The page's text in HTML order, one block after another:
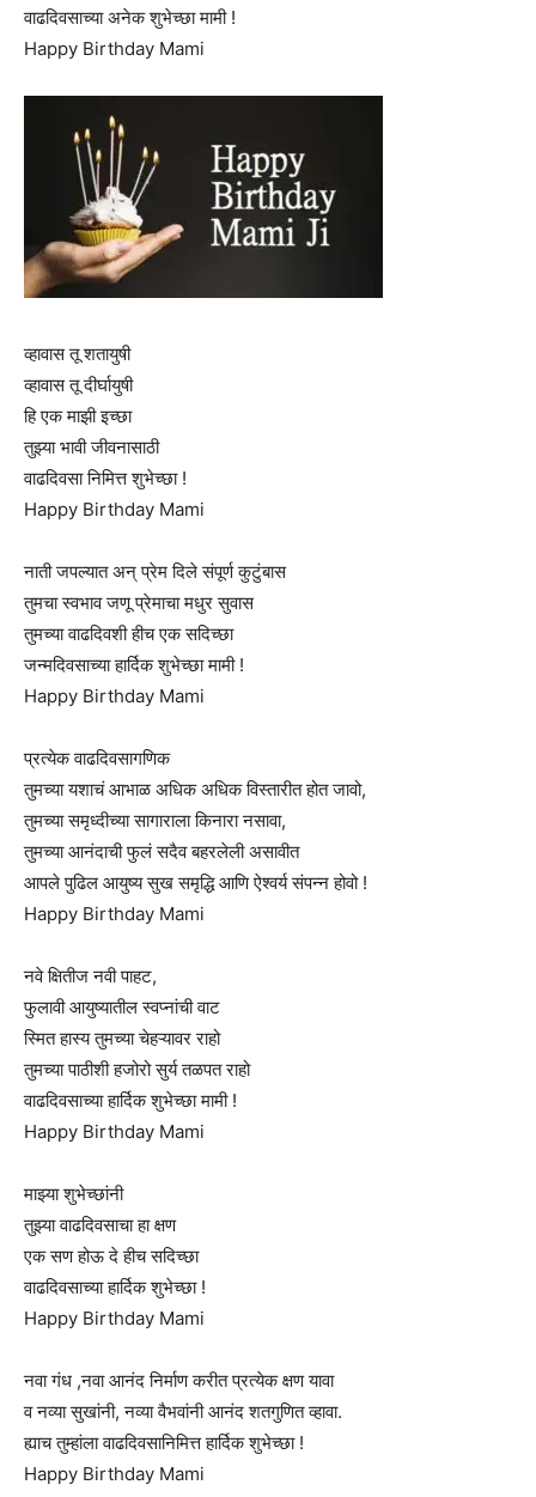
वाढदिवसाच्या अनेक शुभेच्छा मामी !
Happy Birthday Mami
व्हावास तू शतायुषी
व्हावास तू दीर्घायुषी
हि एक माझी इच्छा
तुझ्या भावी जीवनासाठी
वाढदिवसा निमित्त शुभेच्छा !
Happy Birthday Mami
नाती जपल्यात अन् प्रेम दिले संपूर्ण कुटुंबास
तुमचा स्वभाव जणू प्रेमाचा मधुर सुवास
तुमच्या वाढदिवशी हीच एक सदिच्छा
जन्मदिवसाच्या हार्दिक शुभेच्छा मामी !
Happy Birthday Mami
प्रत्येक वाढदिवसागणिक
तुमच्या यशाचं आभाळ अधिक अधिक विस्तारीत होत जावो,
तुमच्या समृध्दीच्या सागाराला किनारा नसावा,
तुमच्या आनंदाची फुलं सदैव बहरलेली असावीत
आपले पुढिल आयुष्य सुख समृद्धि आणि ऐश्वर्य संपन्न होवो !
Happy Birthday Mami
नवे क्षितीज नवी पाहट,
फुलावी आयुष्यातील स्वप्नांची वाट
स्मित हास्य तुमच्या चेहऱ्यावर राहो
तुमच्या पाठीशी हजोरो सुर्य तळपत राहो
वाढदिवसाच्या हार्दिक शुभेच्छा मामी !
Happy Birthday Mami
माझ्या शुभेच्छांनी
तुझ्या वाढदिवसाचा हा क्षण
एक सण होऊ दे हीच सदिच्छा
वाढदिवसाच्या हार्दिक शुभेच्छा !
Happy Birthday Mami
नवा गंध ,नवा आनंद निर्माण करीत प्रत्येक क्षण यावा
व नव्या सुखांनी, नव्या वैभवांनी आनंद शतगुणित व्हावा.
ह्याच तुम्हांला वाढदिवसानिमित्त हार्दिक शुभेच्छा !
Happy Birthday Mami